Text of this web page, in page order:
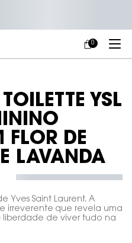
MEU
CARRINHO
0
0 PRODUCT IN
YSL
FLOR DE
LAVANDA
Yves Saint Laurent. A
irreverente que revela uma
de viver tudo na